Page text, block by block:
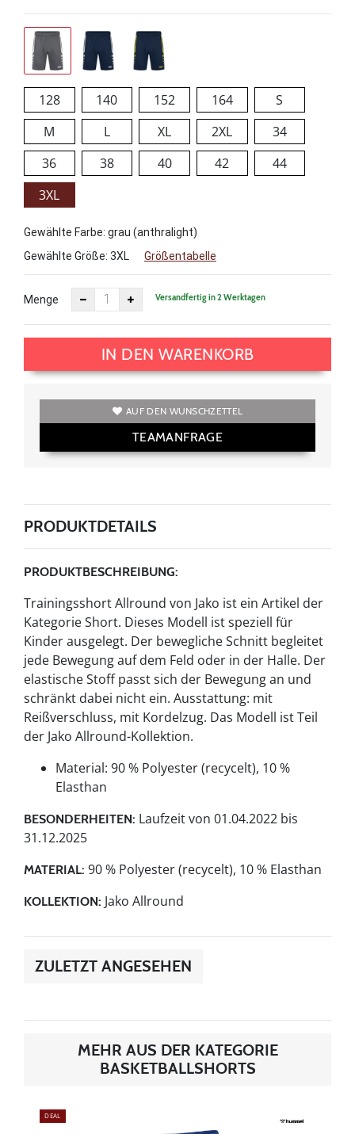
128 140 152 164
S
M
L XL 2XL
34
36
38 40 42
44
3XL
Gewählte Farbe: grau (anthralight)
Gewählte Größe: 3XL Größentabelle
Menge Versandfertig in 2 Werktagen
IN DEN WARENKORB
AUF DEN WUNSCHZETTEL
TEAMANFRAGE
PRODUKTDETAILS
PRODUKTBESCHREIBUNG:
Trainingsshort Allround von Jako ist ein Artikel der
Kategorie Short. Dieses Modell ist speziell für
Kinder ausgelegt. Der bewegliche Schnitt begleitet
jede Bewegung auf dem Feld oder in der Halle. Der
elastische Stoff passt sich der Bewegung an und
schränkt dabei nicht ein. Ausstattung: mit
Reißverschluss, mit Kordelzug. Das Modell ist Teil
der Jako Allround-Kollektion.
Material: 90 % Polyester (recycelt), 10 %
Elasthan
BESONDERHEITEN: Laufzeit von 01.04.2022 bis
31.12.2025
MATERIAL: 90 % Polyester (recycelt), 10 % Elasthan
KOLLEKTION: Jako Allround
ZULETZT ANGESEHEN
MEHR AUS DER KATEGORIE
BASKETBALLSHORTS
DEAL